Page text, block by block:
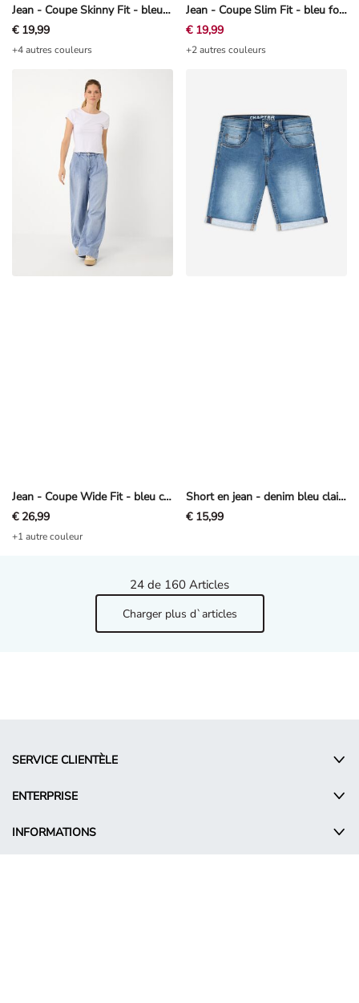
Jean - Coupe Skinny Fit - bleu foncé
€ 19,99
+4 autres couleurs
Jean - Coupe Slim Fit - bleu foncé
€ 19,99
+2 autres couleurs
Jean - Coupe Wide Fit - bleu clair
€ 26,99
+1 autre couleur
Short en jean - denim bleu clair - bleu clair
€ 15,99
24 de 160 Articles
Charger plus d`articles
SERVICE CLIENTÈLE
ENTERPRISE
INFORMATIONS